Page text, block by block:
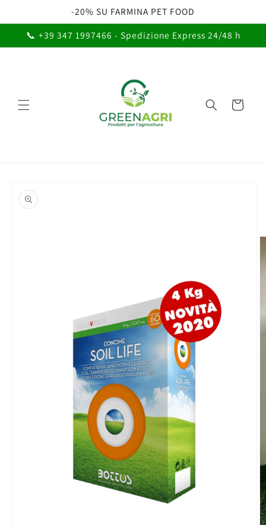
ai contenuti
-20% SU FARMINA PET FOOD
📞 +39 347 1997466 - Spedizione Express 24/48 h
Carrello
informazioni
sul prodotto